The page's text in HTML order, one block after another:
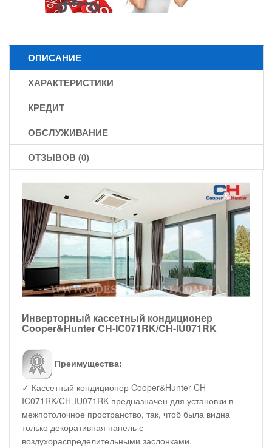
ОПИСАНИЕ
ХАРАКТЕРИСТИКИ
КРЕДИТ
ОБСЛУЖИВАНИЕ
ОТЗЫВОВ (0)
Инверторный кассетный кондиционер
Cooper&Hunter CH-IC071RK/CH-IU071RK
Преимущества:
✓ Кассетный кондиционер Cooper&Hunter CH-
IC071RK/CH-IU071RK предназначен для установки в
межпотолочное пространство, так, чтоб была видна
только декоративная панель с
воздухораспределительными заслонками.